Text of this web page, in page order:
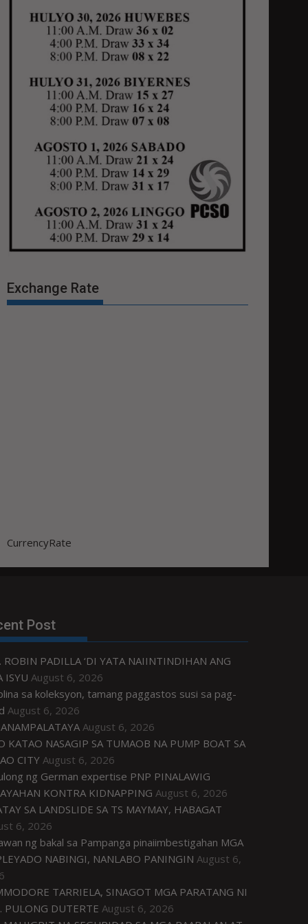
Exchange Rate
CurrencyRate
Post
ROBIN PADILLA ‘DI YATA NAIINTINDIHAN ANG
ISYU August 6, 2026
sa koleksyon, tamang paggastos susi sa pag-
August 6, 2026
August 6, 2026
KATAO NASAGIP SA TUMAOB NA PUMP BOAT SA
CITY August 6, 2026
ng German expertise PNP PINALAWIG
KONTRA KIDNAPPING August 6, 2026
SA LANDSLIDE SA TS MAYMAY, HABAGAT
6, 2026
ng bakal sa Pampanga pinaiimbestigahan MGA
NABINGI, NANLABO PANINGIN August 6,
TARRIELA, SINAGOT MGA PARATANG NI
PULONG DUTERTE August 6, 2026